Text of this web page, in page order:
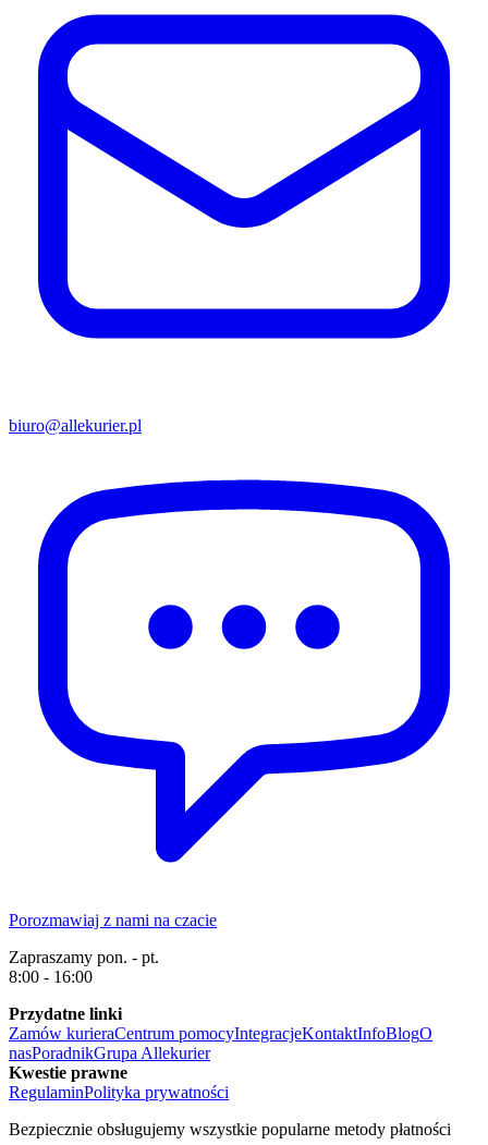
biuro@allekurier.pl
Porozmawiaj z nami na czacie
Zapraszamy pon. - pt.
8:00 - 16:00
Przydatne linki
Zamów kurieraCentrum pomocyIntegracjeKontaktInfoBlogO
nasPoradnikGrupa Allekurier
Kwestie prawne
RegulaminPolityka prywatności
Bezpiecznie obsługujemy wszystkie popularne metody płatności